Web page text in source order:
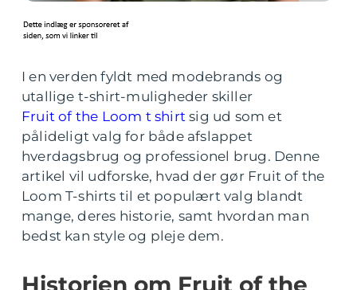
I en verden fyldt med modebrands og
utallige t-shirt-muligheder skiller
Fruit of the Loom t shirt sig ud som et
pålideligt valg for både afslappet
hverdagsbrug og professionel brug. Denne
artikel vil udforske, hvad der gør Fruit of the
Loom T-shirts til et populært valg blandt
mange, deres historie, samt hvordan man
bedst kan style og pleje dem.
Historien om Fruit of the